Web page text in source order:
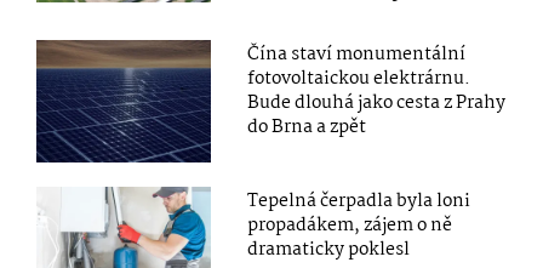
Čína staví monumentální
fotovoltaickou elektrárnu.
Bude dlouhá jako cesta z Prahy
do Brna a zpět
Tepelná čerpadla byla loni
propadákem, zájem o ně
dramaticky poklesl